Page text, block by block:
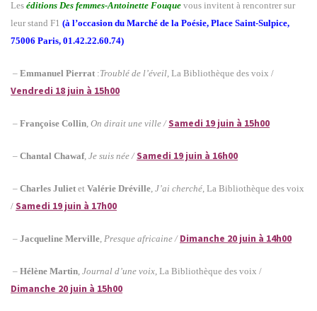
Les éditions Des femmes-Antoinette Fouque vous invitent à rencontrer sur
leur stand F1 (à l’occasion du Marché de la Poésie, Place Saint-Sulpice,
75006 Paris, 01.42.22.60.74)
– Emmanuel Pierrat :Troublé de l’éveil, La Bibliothèque des voix /
Vendredi 18 juin à 15h00
– Françoise Collin, On dirait une ville / Samedi 19 juin à 15h00
– Chantal Chawaf, Je suis née / Samedi 19 juin à 16h00
– Charles Juliet et Valérie Dréville, J’ai cherché, La Bibliothèque des voix
/ Samedi 19 juin à 17h00
– Jacqueline Merville, Presque africaine / Dimanche 20 juin à 14h00
– Hélène Martin, Journal d’une voix, La Bibliothèque des voix /
Dimanche 20 juin à 15h00